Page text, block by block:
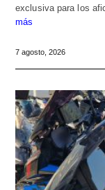
exclusiva para los
más
7 agosto, 2026